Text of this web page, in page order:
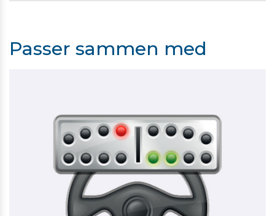
Passer sammen med